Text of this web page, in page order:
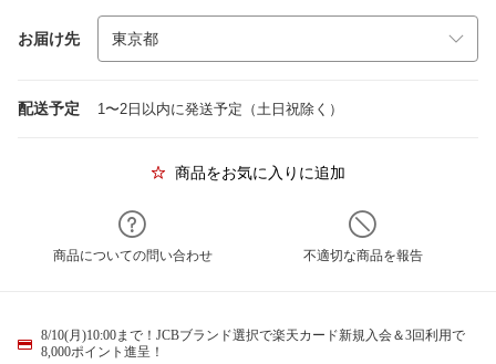
お届け先
配送予定 1〜2日以内に発送予定（土日祝除く）
商品をお気に入りに追加
商品についての問い合わせ 不適切な商品を報告
8/10(月)10:00まで！JCBブランド選択で楽天カード新規入会＆3回利用で
8,000ポイント進呈！